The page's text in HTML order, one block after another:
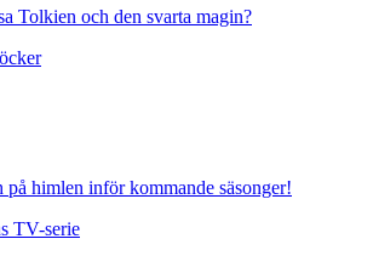
Tolkien och den svarta magin?
på himlen inför kommande säsonger!
TV-serie